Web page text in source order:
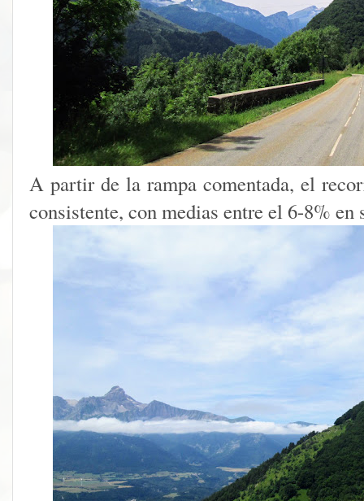
A partir de la rampa comentada, el
consistente, con medias entre el 6-8%